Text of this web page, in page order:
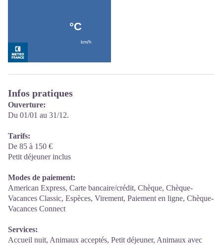
Infos pratiques
Ouverture:
Du 01/01 au 31/12.
Tarifs:
De 85 à 150 €
Petit déjeuner inclus
Modes de paiement:
American Express, Carte bancaire/crédit, Chèque, Chèque-
Vacances Classic, Espèces, Virement, Paiement en ligne, Chèque-
Vacances Connect
Services:
Accueil nuit, Animaux acceptés, Petit déjeuner, Animaux avec